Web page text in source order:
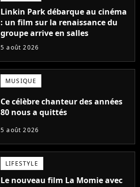
Linkin Park débarque au cinéma
: un film sur la renaissance du
groupe arrive en salles
5 août 2026
MUSIQUE
Ce célèbre chanteur des années
80 nous a quittés
5 août 2026
LIFESTYLE
Le nouveau film La Momie avec